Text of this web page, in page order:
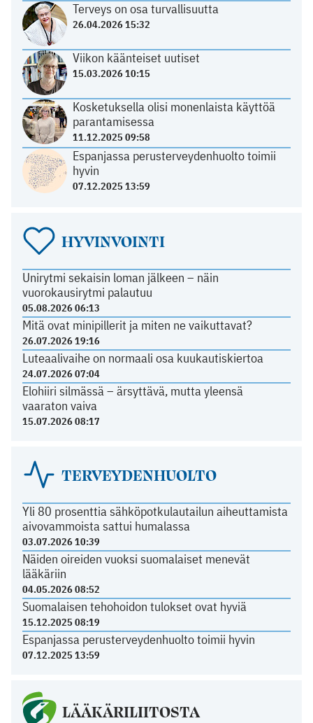
Terveys on osa turvallisuutta
26.04.2026 15:32
Viikon käänteiset uutiset
15.03.2026 10:15
Kosketuksella olisi monenlaista käyttöä
parantamisessa
11.12.2025 09:58
Espanjassa perusterveydenhuolto toimii
hyvin
07.12.2025 13:59
HYVINVOINTI
Unirytmi sekaisin loman jälkeen – näin
vuorokausirytmi palautuu
05.08.2026 06:13
Mitä ovat minipillerit ja miten ne vaikuttavat?
26.07.2026 19:16
Luteaalivaihe on normaali osa kuukautiskiertoa
24.07.2026 07:04
Elohiiri silmässä – ärsyttävä, mutta yleensä
vaaraton vaiva
15.07.2026 08:17
TERVEYDENHUOLTO
Yli 80 prosenttia sähköpotkulautailun aiheuttamista
aivovammoista sattui humalassa
03.07.2026 10:39
Näiden oireiden vuoksi suomalaiset menevät
lääkäriin
04.05.2026 08:52
Suomalaisen tehohoidon tulokset ovat hyviä
15.12.2025 08:19
Espanjassa perusterveydenhuolto toimii hyvin
07.12.2025 13:59
LÄÄKÄRILIITOSTA